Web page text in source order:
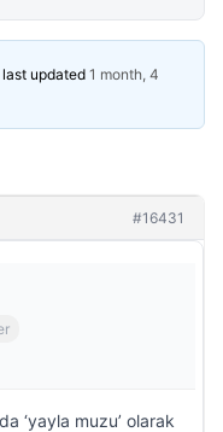
updated 1 month, 4
#16431
‘yayla muzu’ olarak